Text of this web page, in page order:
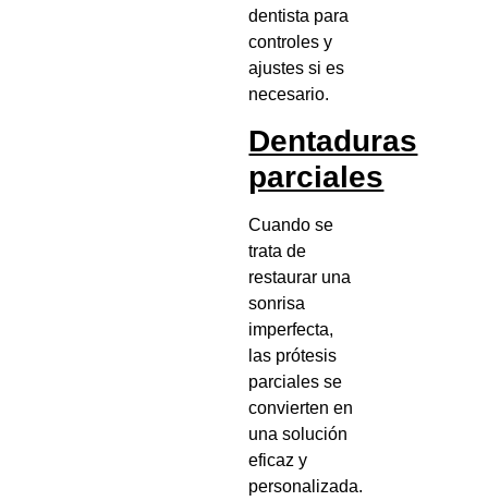
dentista para
controles y
ajustes si es
necesario.
Dentaduras
parciales
Cuando se
trata de
restaurar una
sonrisa
imperfecta,
las prótesis
parciales se
convierten en
una solución
eficaz y
personalizada.